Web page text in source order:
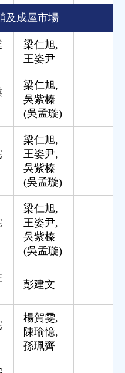
及成屋市場
梁仁旭,
王姿尹
梁仁旭,
吳紫榛
(吳孟璇)
梁仁旭,
王姿尹,
吳紫榛
(吳孟璇)
梁仁旭,
王姿尹,
吳紫榛
(吳孟璇)
彭建文
楊賀雯,
陳瑜憶,
孫珮齊